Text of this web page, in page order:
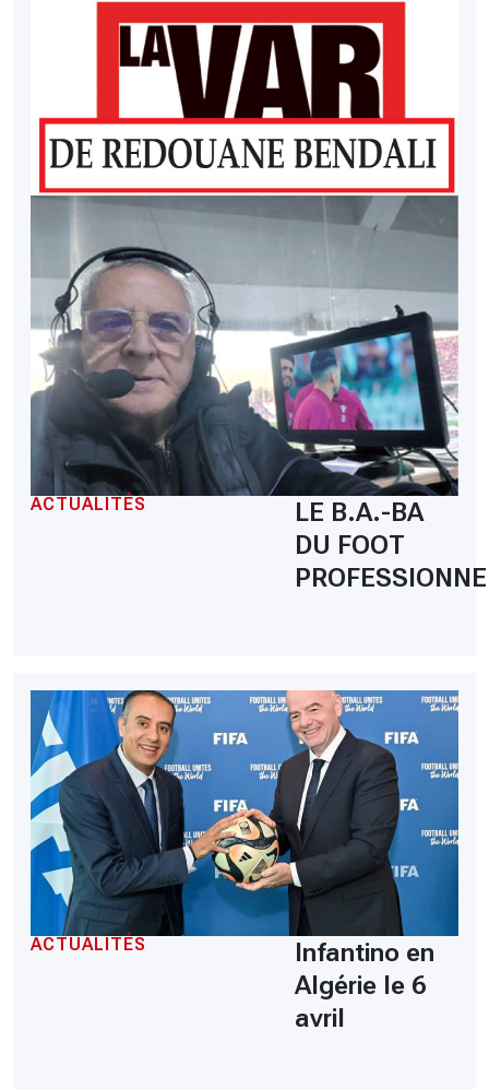
ACTUALITÉS
LE B.A.-BA
DU FOOT
ACTUALITÉS
Infantino en
Algérie le 6
avril